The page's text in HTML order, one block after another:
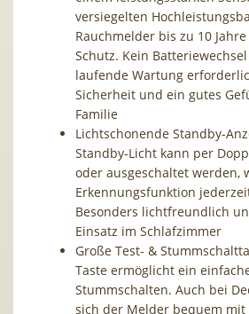
versiegelten
Rauchmelder bis zu 10
Schutz. Kein
laufende Wartung
Sicherheit und ein gutes
Familie
Lichtschonende Standby-
Standby-Licht kann per
oder ausgeschaltet werden,
Erkennungsfunktion
Besonders lichtfreundlich
Einsatz im Schlafzimmer
Große Test- &
Taste ermöglicht ein
Stummschalten. Auch bei
sich der Melder bequem mit